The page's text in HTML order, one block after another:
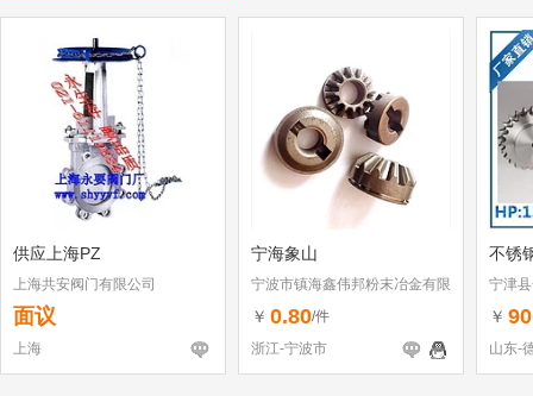
供应上海PZ
上海共安阀门有限公司
面议
上海
宁海象山
宁波市镇海鑫伟邦粉末冶金有限
公司
￥ 0.80/件
浙江-宁波市
不锈
宁津
￥
山东-